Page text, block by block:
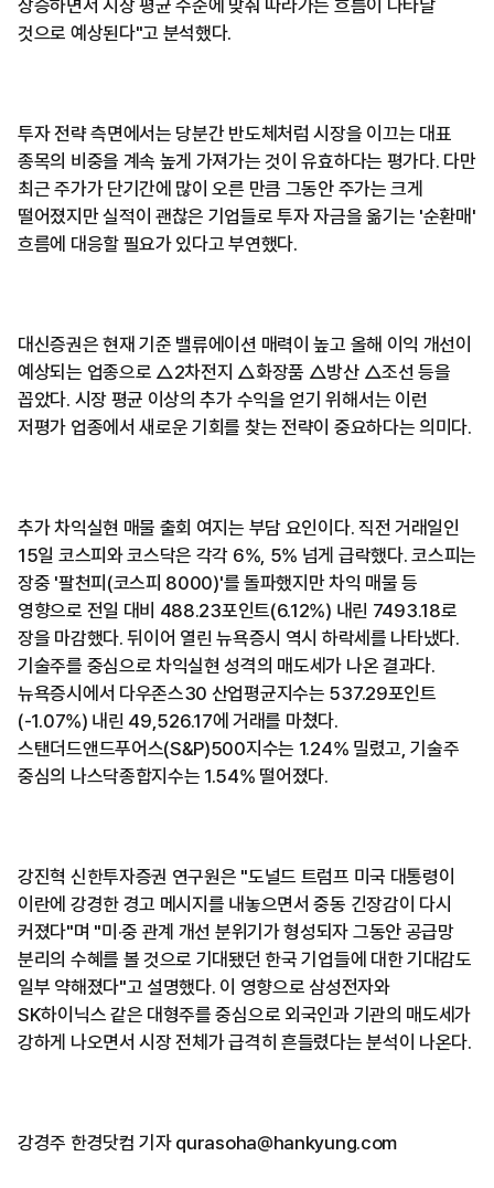
상승하면서 시장 평균 수준에 맞춰 따라가는 흐름이 나타날
것으로 예상된다"고 분석했다.
투자 전략 측면에서는 당분간 반도체처럼 시장을 이끄는 대표
종목의 비중을 계속 높게 가져가는 것이 유효하다는 평가다. 다만
최근 주가가 단기간에 많이 오른 만큼 그동안 주가는 크게
떨어졌지만 실적이 괜찮은 기업들로 투자 자금을 옮기는 '순환매'
흐름에 대응할 필요가 있다고 부연했다.
대신증권은 현재 기준 밸류에이션 매력이 높고 올해 이익 개선이
예상되는 업종으로 △2차전지 △화장품 △방산 △조선 등을
꼽았다. 시장 평균 이상의 추가 수익을 얻기 위해서는 이런
저평가 업종에서 새로운 기회를 찾는 전략이 중요하다는 의미다.
추가 차익실현 매물 출회 여지는 부담 요인이다. 직전 거래일인
15일 코스피와 코스닥은 각각 6%, 5% 넘게 급락했다. 코스피는
장중 '팔천피(코스피 8000)'를 돌파했지만 차익 매물 등
영향으로 전일 대비 488.23포인트(6.12%) 내린 7493.18로
장을 마감했다. 뒤이어 열린 뉴욕증시 역시 하락세를 나타냈다.
기술주를 중심으로 차익실현 성격의 매도세가 나온 결과다.
뉴욕증시에서 다우존스30 산업평균지수는 537.29포인트
(-1.07%) 내린 49,526.17에 거래를 마쳤다.
스탠더드앤드푸어스(S&P)500지수는 1.24% 밀렸고, 기술주
중심의 나스닥종합지수는 1.54% 떨어졌다.
강진혁 신한투자증권 연구원은 "도널드 트럼프 미국 대통령이
이란에 강경한 경고 메시지를 내놓으면서 중동 긴장감이 다시
커졌다"며 "미·중 관계 개선 분위기가 형성되자 그동안 공급망
분리의 수혜를 볼 것으로 기대됐던 한국 기업들에 대한 기대감도
일부 약해졌다"고 설명했다. 이 영향으로 삼성전자와
SK하이닉스 같은 대형주를 중심으로 외국인과 기관의 매도세가
강하게 나오면서 시장 전체가 급격히 흔들렸다는 분석이 나온다.
강경주 한경닷컴 기자 qurasoha@hankyung.com